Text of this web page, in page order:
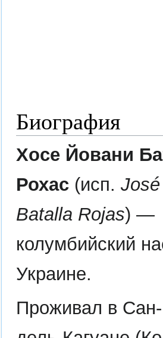
Биография
Хосе Йовани
Рохас (исп.
Batalla Rojas) —
колумбийский
Украине.
Проживал в